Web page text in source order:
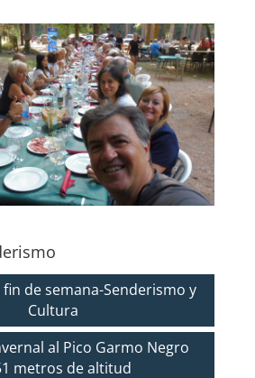
de semana-Senderismo y
Cultura
al Pico Garmo Negro
metros de altitud